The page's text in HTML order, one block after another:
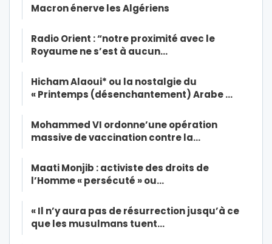
Macron énerve les Algériens
Radio Orient : “notre proximité avec le
Royaume ne s’est à aucun…
Hicham Alaoui* ou la nostalgie du
« Printemps (désenchantement) Arabe …
Mohammed VI ordonne’une opération
massive de vaccination contre la…
Maati Monjib : activiste des droits de
l’Homme « persécuté » ou…
« Il n’y aura pas de résurrection jusqu’à ce
que les musulmans tuent…